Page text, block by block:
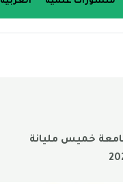
خميس مليانة